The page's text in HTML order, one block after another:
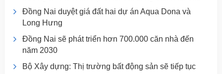
Đồng Nai duyệt giá đất hai dự án Aqua Dona và
Long Hưng
Đồng Nai sẽ phát triển hơn 700.000 căn nhà đến
năm 2030
Bộ Xây dựng: Thị trường bất động sản sẽ tiếp tục